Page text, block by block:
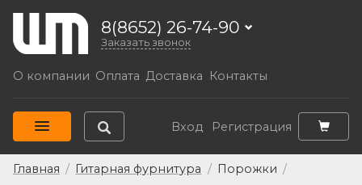
8(8652) 26-74-90
Заказать звонок
О компании Оплата Доставка Контакты
Вход Регистрация
Главная / Гитарная фурнитура / Порожки /